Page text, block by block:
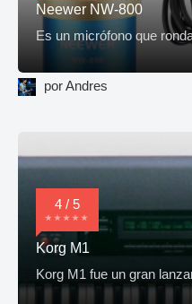
Neewer NW-800
Es un micrófono que
por Andres
4 / 5
Korg M1
Korg M1 fue un gran